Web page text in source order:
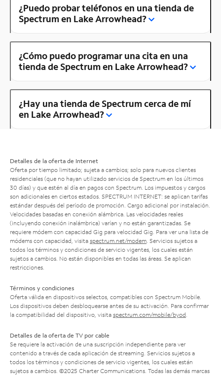
¿Puedo probar teléfonos en una tienda de
Spectrum en Lake Arrowhead?
¿Cómo puedo programar una cita en una
tienda de Spectrum en Lake Arrowhead?
¿Hay una tienda de Spectrum cerca de mí
en Lake Arrowhead?
Detalles de la oferta de Internet
Oferta por tiempo limitado; sujeta a cambios; solo para nuevos clientes
residenciales (que no hayan utilizado servicios de Spectrum en los últimos
30 días) y que estén al día en pagos con Spectrum. Los impuestos y cargos
son adicionales en ciertos estados. SPECTRUM INTERNET: se aplican tarifas
estándar después del período de promoción. Cargo adicional por instalación.
Velocidades basadas en conexión alámbrica. Las velocidades reales
(incluyendo conexión inalámbrica) varían y no están garantizadas. Se
requiere módem con capacidad Gig para velocidad Gig. Para ver una lista de
módems con capacidad, visita spectrum.net/modem . Servicios sujetos a
todos los términos y condiciones de servicio vigentes, los cuales están
sujetos a cambios. No están disponibles en todas las áreas. Se aplican
restricciones.
Términos y condiciones
Oferta válida en dispositivos selectos, compatibles con Spectrum Mobile.
Los dispositivos deben desbloquearse antes de su activación. Para confirmar
la compatibilidad del dispositivo, visita spectrum.com/mobile/byod
Detalles de la oferta de TV por cable
Se requiere la activación de una suscripción independiente para ver
contenido a través de cada aplicación de streaming. Servicios sujetos a
todos los términos y condiciones de servicio vigentes, los cuales están
sujetos a cambios. ©2025 Charter Communications. Todas las demás marcas